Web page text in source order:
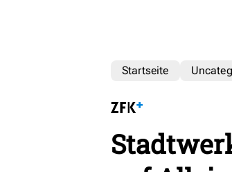
Startseite